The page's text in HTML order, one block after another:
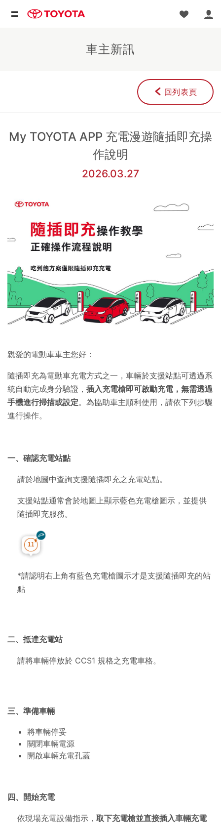
車主新訊
回列表頁
My TOYOTA APP 充電漫遊隨插即充操
作說明
2026.03.27
親愛的電動車車主您好：
隨插即充為電動車充電方式之一，車輛於支援站點可透過系
統自動完成身分驗證， 插入充電槍即可啟動充電，無需透過
手機進行掃描或設定。為協助車主順利使用，請依下列步驟
進行操作。
一、確認充電站點
請於地圖中查詢支援隨插即充之充電站點。
支援站點通常會於地圖上顯示藍色充電槍圖示，並提供
隨插即充服務。
*請認明右上角有藍色充電槍圖示才是支援隨插即充的站
點
二、抵達充電站
請將車輛停放於 CCS1 規格之充電車格。
三、準備車輛
將車輛停妥
關閉車輛電源
開啟車輛充電孔蓋
四、開始充電
依現場充電設備指示， 取下充電槍並直接插入車輛充電